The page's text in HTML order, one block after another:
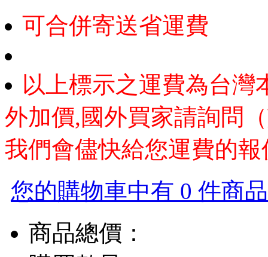
可合併寄送省運費
以上標示之運費為台灣
外加價,國外買家請詢問
我們會儘快給您運費的報
您的購物車中有 0 件商
商品總價：